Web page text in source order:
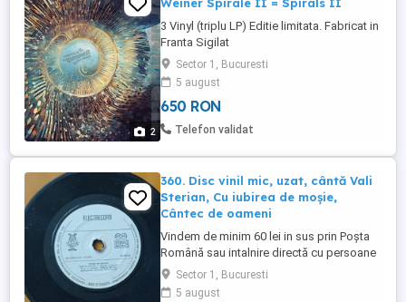
2
3 Vinyl (triplu LP) Editie limitata. Fabricat in
Franta Sigilat
Sector 1, Bucuresti
5 august
650 RON
Telefon validat
360. Disc vinil mic, uzat, cântă Vali
Sterian, Cu iubirea de moșie,
Cântec de oameni
Vindem de minim 60 lei in sus prin Poșta
Română sau intalnire directă cu persoane
(nu avem timp pentru curier), disc vinil mic,
uzat, cântă Vali Sterian - Cu Iubirea de
Sector 1, Bucuresti
5 august